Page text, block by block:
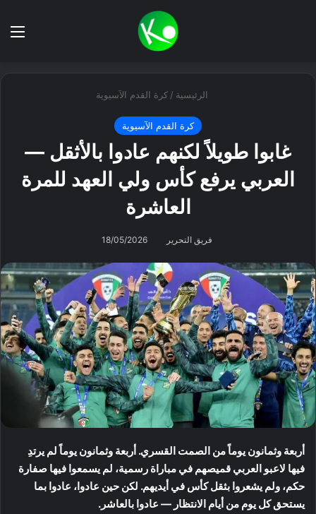
الرئيسية / كرة القدم الآسيوية
كرة القدم الآسيوية
غابوا طويلاً لكنهم عادوا بالأثقل —
العربي يرفع كأس ولي العهد للمرة
العاشرة
فريق التحرير 18/05/2026
أربعة وثمانون يوماً من الصمت القسري. أربعة وثمانون يوماً لم يرتدِ
فيها لاعبو العربي قميصهم في مباراة رسمية، لم يسمعوا فيها صفارة
حكم، ولم يشعروا بثقل كأس في أيديهم. لكن حين عادوا، عادوا بما
يستحق كل يوم من أيام الانتظار — عادوا بالعاشر.